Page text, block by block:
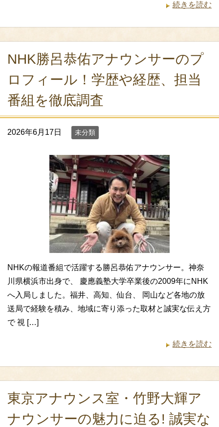
続きを読む
NHK勝呂恭佑アナウンサーのプ
ロフィール！学歴や経歴、担当
番組を徹底調査
2026年6月17日 未分類
NHKの報道番組で活躍する勝呂恭佑アナウンサー。神奈
川県横浜市出身で、 慶應義塾大学卒業後の2009年にNHK
へ入局しました。福井、高知、仙台、 岡山など各地の放
送局で経験を積み、地域に寄り添った取材と誠実な伝え方
で 視 […]
続きを読む
東京アナウンス室・竹野大輝ア
ナウンサーの魅力に迫る! 誠実な